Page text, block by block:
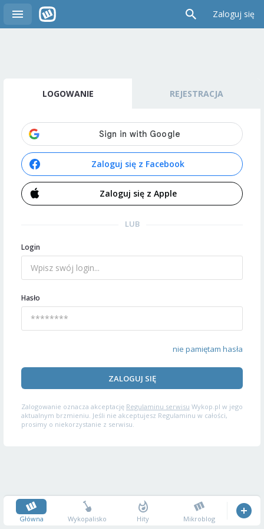
Zaloguj się
LOGOWANIE REJESTRACJA
Zaloguj się z Facebook
Zaloguj się z Apple
LUB
Login
Hasło
nie pamiętam hasła
ZALOGUJ SIĘ
Zalogowanie oznacza akceptację Regulaminu serwisu Wykop.pl w jego
aktualnym brzmieniu. Jeśli nie akceptujesz Regulaminu w całości,
prosimy o niekorzystanie z serwisu.
Główna Wykopalisko Hity Mikroblog